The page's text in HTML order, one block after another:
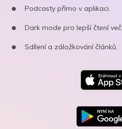
Podcasty přímo v aplikaci.
Dark mode pro lepší čtení
Sdílení a záložkování článků.